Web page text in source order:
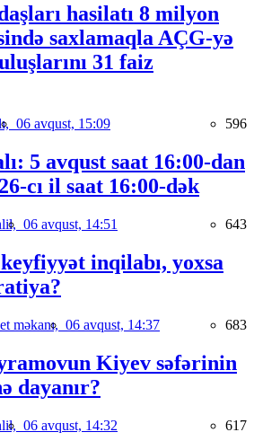
hasilatı 8 milyon
saxlamaqla AÇG-yə
31 faiz
06 avqust, 15:09 596
5 avqust saat 16:00-dan
cı il saat 16:00-dək
06 avqust, 14:51 643
inqilabı, yoxsa
məkanı, 06 avqust, 14:37 683
Kiyev səfərinin
dayanır?
06 avqust, 14:32 617